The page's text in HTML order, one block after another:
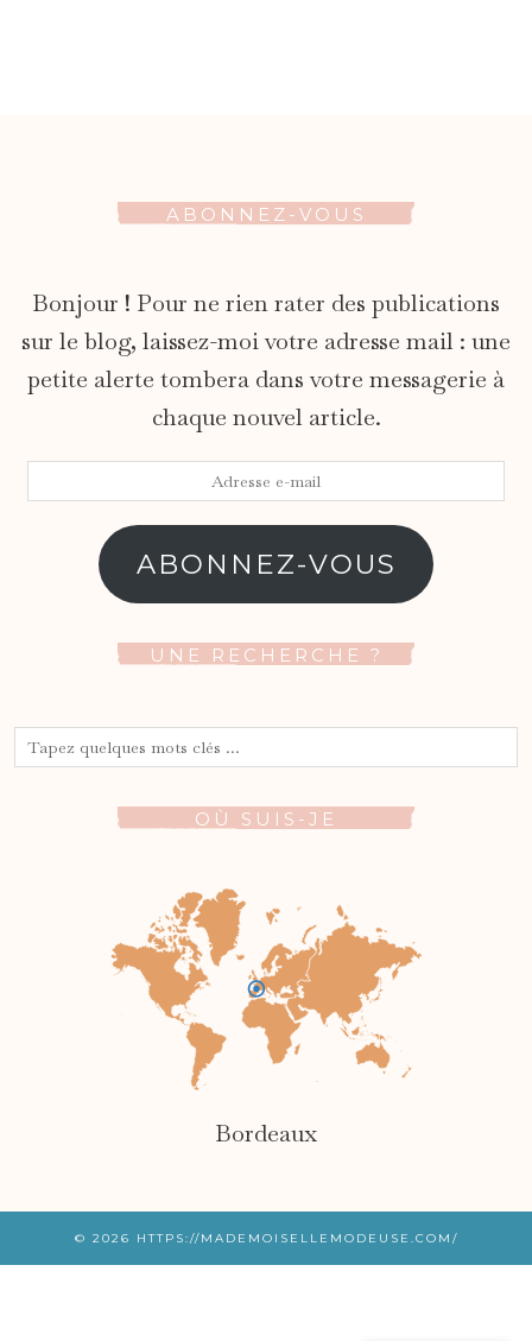
ABONNEZ-VOUS
Bonjour ! Pour ne rien rater des publications
sur le blog, laissez-moi votre adresse mail : une
petite alerte tombera dans votre messagerie à
chaque nouvel article.
ABONNEZ-VOUS
UNE RECHERCHE ?
OÙ SUIS-JE
Bordeaux
© 2026 HTTPS://MADEMOISELLEMODEUSE.COM/